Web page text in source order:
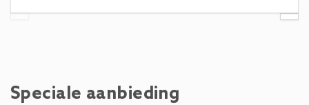
Speciale aanbieding